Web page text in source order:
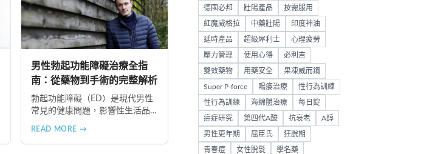
男性勃起功能障礙治療全指
南：從藥物到手術的完整解析
勃起功能障礙（ED）是現代男性
常見的健康問題，影響性生活品
（如超級雙效犀利士）、局部用
READ MORE →
德國必邦 壯陽產品 按需服用
紅魔威格拉 中藥壯陽 印度神油
延時產品 超級犀利士 心理疲勞
壓力管理 使用心得 必利吉
雙效藥物 用藥安全 果凍威而鋼
Super P-force 陽痿治療 性行為訓練
性行為訓練 海綿體治療 每日錠
癌症研究 第四代A酸 抗衰老 A醇
男性更年期 屈臣氏 狂脫期
青春痘 女性脫髮 學名藥